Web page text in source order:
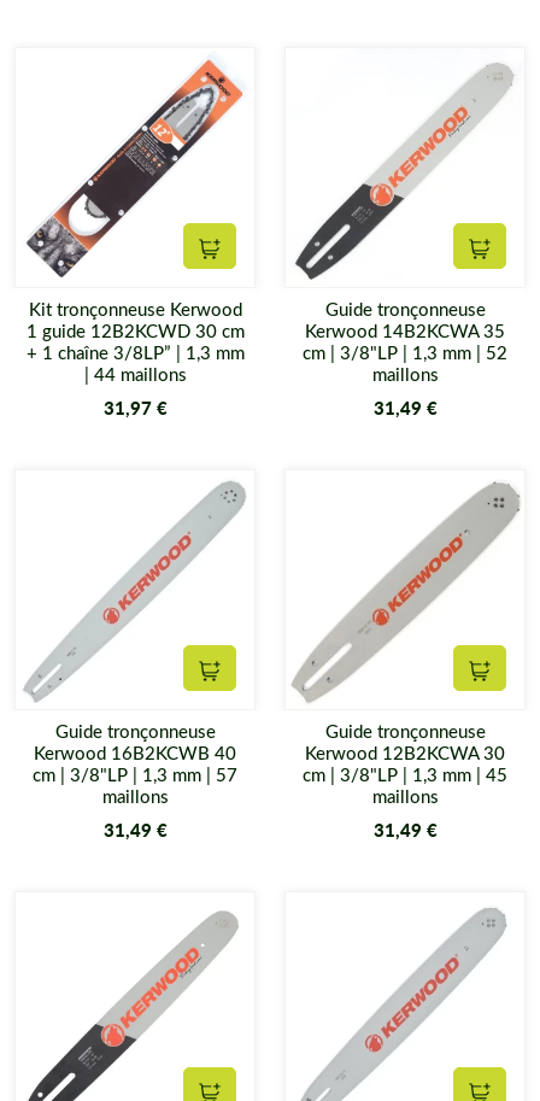
Ajouter au panier
Kit tronçonneuse Kerwood
1 guide 12B2KCWD 30 cm
+ 1 chaîne 3/8LP” | 1,3 mm
| 44 maillons
31,97 €
Guide tronçonneuse
Kerwood 14B2KCWA 35
cm | 3/8"LP | 1,3 mm | 52
maillons
31,49 €
Ajouter au panier
Guide tronçonneuse
Kerwood 16B2KCWB 40
cm | 3/8"LP | 1,3 mm | 57
maillons
31,49 €
Guide tronçonneuse
Kerwood 12B2KCWA 30
cm | 3/8"LP | 1,3 mm | 45
maillons
31,49 €